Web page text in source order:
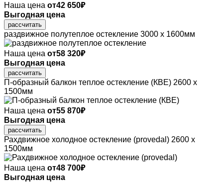
Наша цена от42 650₽
Выгодная цена
рассчитать
раздвижное полутеплое остекление 3000 х 1600мм
Наша цена от58 320₽
Выгодная цена
рассчитать
П-образный балкон теплое остекление (КВЕ) 2600 х
1500мм
Наша цена от55 870₽
Выгодная цена
рассчитать
Рахдвижное холодное остекление (provedal) 2600 х
1500мм
Наша цена от48 700₽
Выгодная цена